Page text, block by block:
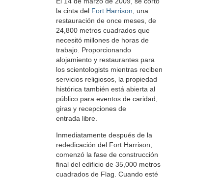
la cinta del Fort Harrison , una
restauración de once meses, de
24,800 metros cuadrados que
necesitó millones de horas de
trabajo. Proporcionando
alojamiento y restaurantes para
los scientologists mientras reciben
servicios religiosos, la propiedad
histórica también está abierta al
público para eventos de caridad,
giras y recepciones de
entrada libre.
Inmediatamente después de la
rededicación del Fort Harrison,
comenzó la fase de construcción
final del edificio de 35,000 metros
cuadrados de Flag. Cuando esté